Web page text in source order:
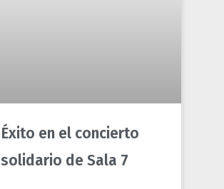
Éxito en el concierto
solidario de Sala 7